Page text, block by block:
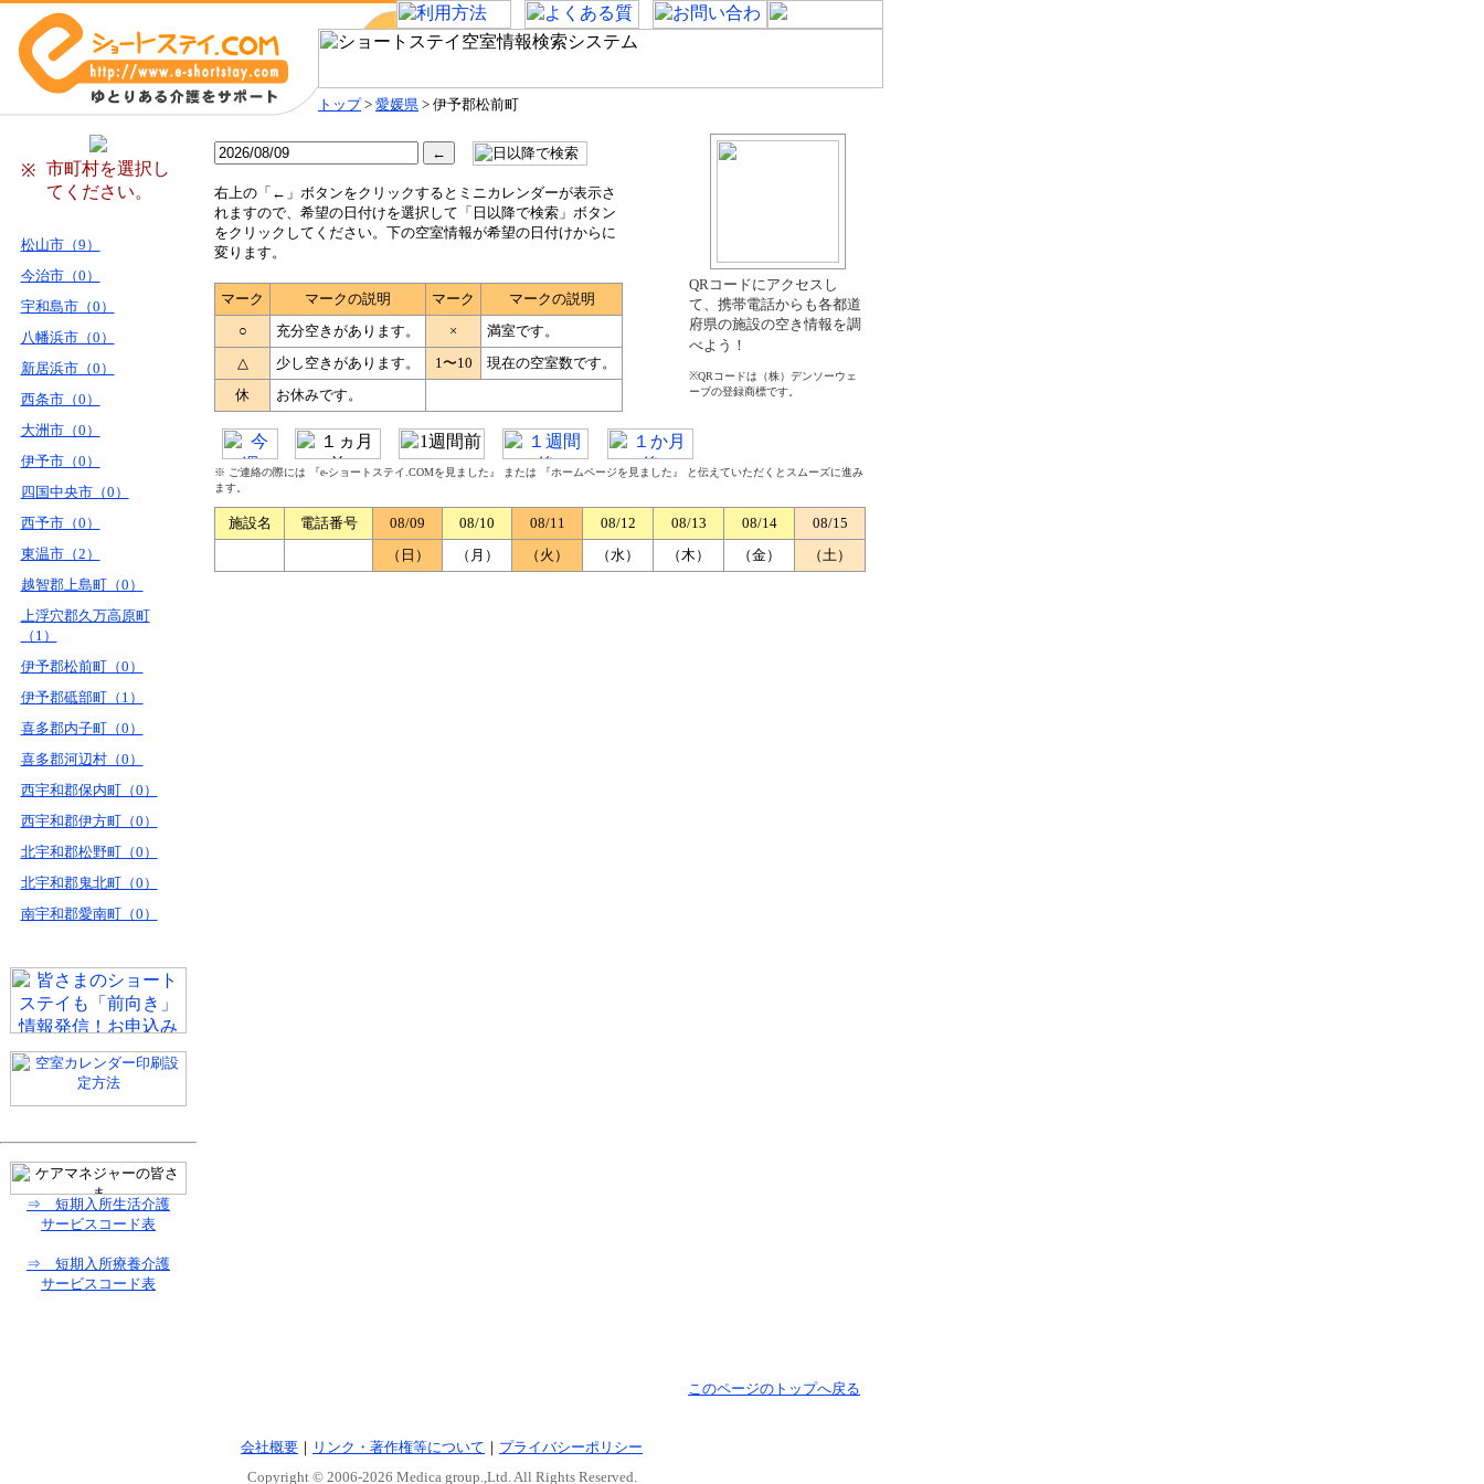
トップ> 愛媛県 > 伊予郡松前町
※
市町村を選択し
てください。
松山市（9）
今治市（0）
宇和島市（0）
八幡浜市（0）
新居浜市（0）
西条市（0）
大洲市（0）
伊予市（0）
四国中央市（0）
西予市（0）
東温市（2）
越智郡上島町（0）
上浮穴郡久万高原町
（1）
伊予郡松前町（0）
伊予郡砥部町（1）
喜多郡内子町（0）
喜多郡河辺村（0）
西宇和郡保内町（0）
西宇和郡伊方町（0）
北宇和郡松野町（0）
北宇和郡鬼北町（0）
南宇和郡愛南町（0）
⇒ 短期入所生活介護
サービスコード表
⇒ 短期入所療養介護
サービスコード表
右上の「←」ボタンをクリックするとミニカレンダーが表示さ
れますので、希望の日付けを選択して「日以降で検索」ボタン
をクリックしてください。下の空室情報が希望の日付けからに
変ります。
マーク マークの説明 マーク
マークの説明
○
充分空きがあります。 ×
満室です。
△
少し空きがあります。 1〜10
現在の空室数です。
休
お休みです。
QRコードにアクセスし
て、携帯電話からも各都道
府県の施設の空き情報を調
べよう！
※QRコードは（株）デンソーウェ
ーブの登録商標です。
※ ご連絡の際には 『e-ショートステイ.COMを見ました』 または 『ホームページを見ました』 と伝えていただくとスムーズに進み
ます。
施設名 電話番号 08/09 08/10 08/11 08/12 08/13 08/14
08/15
（日）
（月） （火） （水） （木） （金） （土）
このページのトップへ戻る
会社概要 ｜ リンク・著作権等について ｜ プライバシーポリシー
Copyright © 2006-2026 Medica group.,Ltd. All Rights Reserved.